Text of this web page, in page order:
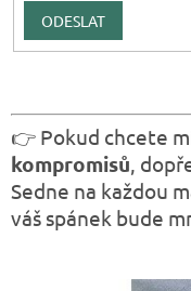
ODESLAT
👉 Pokud chcete
kompromisů,
Sedne na každou
váš spánek bude